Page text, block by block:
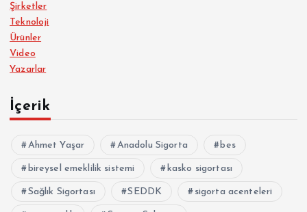
Şirketler
Teknoloji
Ürünler
Video
Yazarlar
İçerik
Ahmet Yaşar Anadolu Sigorta bes
bireysel emeklilik sistemi kasko sigortası
Sağlık Sigortası SEDDK sigorta acenteleri